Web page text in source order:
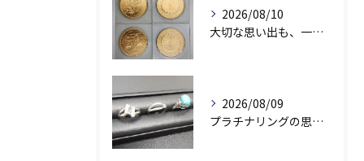
2026/08/10
大切な思い出も、一緒に査定します✨
2026/08/09
プラチナリングの思い出✨